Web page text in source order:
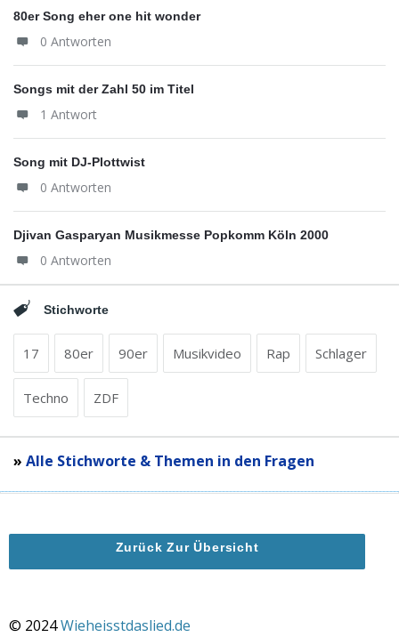
80er Song eher one hit wonder
0 Antworten
Songs mit der Zahl 50 im Titel
1 Antwort
Song mit DJ-Plottwist
0 Antworten
Djivan Gasparyan Musikmesse Popkomm Köln 2000
0 Antworten
Stichworte
17 80er 90er Musikvideo Rap Schlager
Techno ZDF
» Alle Stichworte & Themen in den Fragen
Zurück Zur Übersicht
© 2024Wieheisstdaslied.de